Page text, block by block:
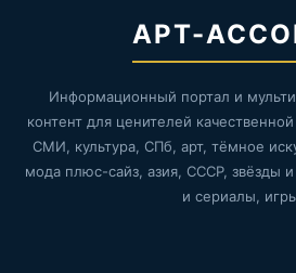
АРТ-
Информационный портал и
контент для ценителей
СМИ, культура, СПб, арт, тёмное
мода плюс-сайз, азия, СССР, звёзды
и сериалы,